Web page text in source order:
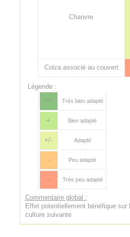
Chanvre
Colza associé au couvert
Légende :
++
Très bien adapté
+ Bien adapté
+/- Adapté
- Peu adapté
-- Très peu adapté
Commentaire global :
Effet potentiellement bénéfique
culture suivante